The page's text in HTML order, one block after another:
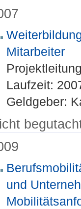
Mitarbeiter
Laufzeit:
Geldgeber:
und